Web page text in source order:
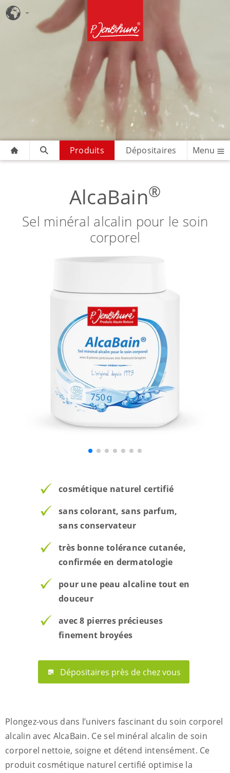
Produits Dépositaires Menu
AlcaBain®
Sel minéral alcalin pour le soin
corporel
cosmétique naturel certifié
sans colorant, sans parfum,
sans conservateur
très bonne tolérance cutanée,
confirmée en dermatologie
pour une peau alcaline tout en
douceur
avec 8 pierres précieuses
finement broyées
Dépositaires près de chez vous
Plongez-vous dans l’univers fascinant du soin corporel
alcalin avec AlcaBain. Ce sel minéral alcalin de soin
corporel nettoie, soigne et détend intensément. Ce
produit cosmétique naturel certifié optimise la